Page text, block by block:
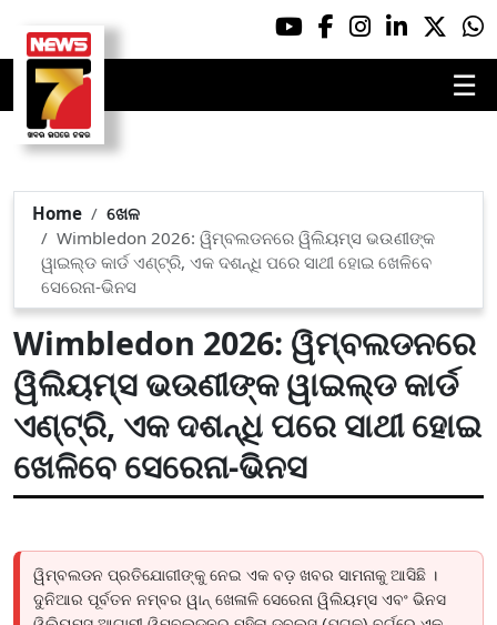
☰
Home
ଖେଳ
Wimbledon 2026: ୱିମ୍ବଲଡନରେ ୱିଲିୟମ୍ସ ଭଉଣୀଙ୍କ
ୱାଇଲ୍ଡ କାର୍ଡ ଏଣ୍ଟ୍ରି, ଏକ ଦଶନ୍ଧି ପରେ ସାଥୀ ହୋଇ ଖେଳିବେ
ସେରେନା-ଭିନସ
Wimbledon 2026: ୱିମ୍ବଲଡନରେ
ୱିଲିୟମ୍ସ ଭଉଣୀଙ୍କ ୱାଇଲ୍ଡ କାର୍ଡ
ଏଣ୍ଟ୍ରି, ଏକ ଦଶନ୍ଧି ପରେ ସାଥୀ ହୋଇ
ଖେଳିବେ ସେରେନା-ଭିନସ
ୱିମ୍ବଲଡନ ପ୍ରତିଯୋଗୀଙ୍କୁ ନେଇ ଏକ ବଡ଼ ଖବର ସାମନାକୁ ଆସିଛି ।
ଦୁନିଆର ପୂର୍ବତନ ନମ୍ବର ୱାନ୍ ଖେଳାଳି ସେରେନା ୱିଲିୟମ୍ସ ଏବଂ ଭିନସ